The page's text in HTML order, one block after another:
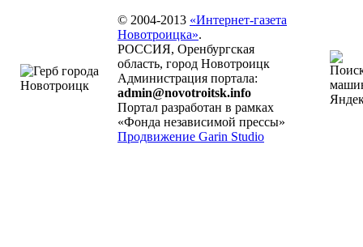
© 2004-2013 «Интернет-газета
Новотроицка».
РОССИЯ, Оренбургская
область, город Новотроицк
Администрация портала:
admin@novotroitsk.info
Портал разработан в рамках
«Фонда независимой прессы»
Продвижение Garin Studio